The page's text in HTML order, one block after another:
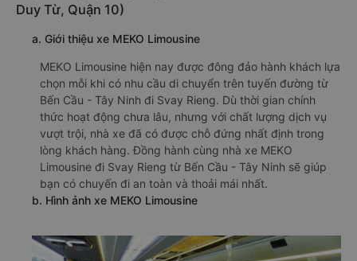
Duy Từ, Quận 10)
a. Giới thiệu xe MEKO Limousine
MEKO Limousine hiện nay được đông đảo hành khách lựa
chọn mỗi khi có nhu cầu di chuyển trên tuyến đường từ
Bến Cầu - Tây Ninh đi Svay Rieng. Dù thời gian chính
thức hoạt động chưa lâu, nhưng với chất lượng dịch vụ
vượt trội, nhà xe đã có được chỗ đứng nhất định trong
lòng khách hàng. Đồng hành cùng nhà xe MEKO
Limousine đi Svay Rieng từ Bến Cầu - Tây Ninh sẽ giúp
bạn có chuyến đi an toàn và thoải mái nhất.
b. Hình ảnh xe MEKO Limousine